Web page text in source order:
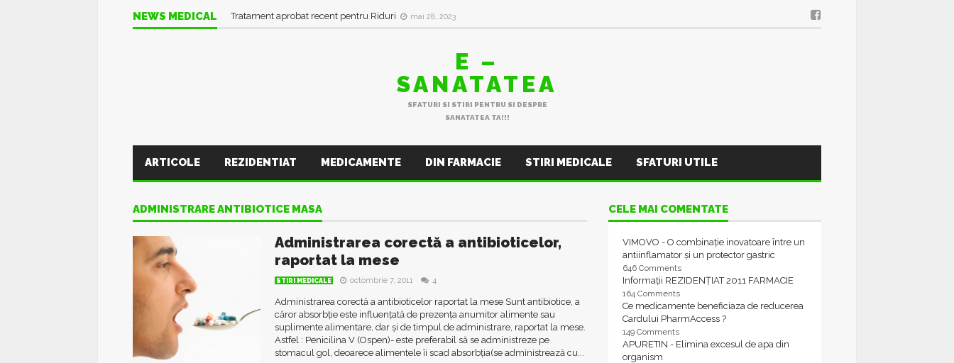
NEWS MEDICAL Tratament aprobat recent pentru Riduri mai 28, 2023
E –
SANATATEA
SFATURI SI STIRI PENTRU SI DESPRE
SANATATEA TA!!!
ARTICOLE REZIDENTIAT MEDICAMENTE DIN FARMACIE STIRI MEDICALE SFATURI UTILE
ADMINISTRARE ANTIBIOTICE MASA
Administrarea corectă a antibioticelor,
raportat la mese
STIRI MEDICALE octombrie 7, 2011 4
Administrarea corectă a antibioticelor raportat la mese Sunt antibiotice, a
căror absorbție este influențată de prezența anumitor alimente sau
suplimente alimentare, dar și de timpul de administrare, raportat la mese.
Astfel : Penicilina V (Ospen)- este preferabil să se administreze pe
stomacul gol, deoarece alimentele îi scad absorbția(se administrează cu...
CELE MAI COMENTATE
VIMOVO - O combinație inovatoare între un
antiinflamator și un protector gastric
646 Comments
Informații REZIDENȚIAT 2011 FARMACIE
164 Comments
Ce medicamente beneficiaza de reducerea
Cardului PharmAccess ?
149 Comments
APURETIN - Elimina excesul de apa din
organism